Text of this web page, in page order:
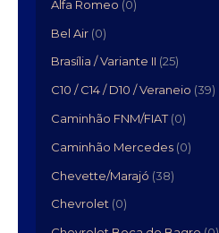
Alfa Romeo (0)
Bel Air (0)
Brasília / Variante II (25)
C10 / C14 / D10 / Veraneio (39)
Caminhão FNM/FIAT (0)
Caminhão Mercedes (0)
Chevette/Marajó (38)
Chevrolet (0)